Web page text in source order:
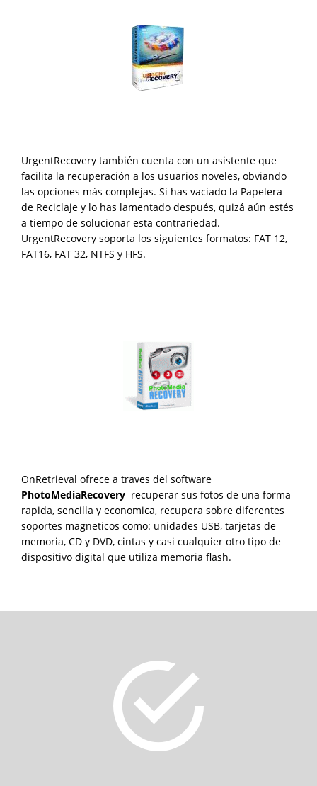
UrgentRecovery también cuenta con un asistente que
facilita la recuperación a los usuarios noveles, obviando
las opciones más complejas. Si has vaciado la Papelera
de Reciclaje y lo has lamentado después, quizá aún estés
a tiempo de solucionar esta contrariedad.
UrgentRecovery soporta los siguientes formatos: FAT 12,
FAT16, FAT 32, NTFS y HFS.
OnRetrieval ofrece a traves del software
PhotoMediaRecovery recuperar sus fotos de una forma
rapida, sencilla y economica, recupera sobre diferentes
soportes magneticos como: unidades USB, tarjetas de
memoria, CD y DVD, cintas y casi cualquier otro tipo de
dispositivo digital que utiliza memoria flash.